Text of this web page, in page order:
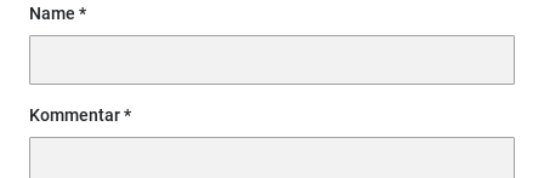
Name
Kommentar